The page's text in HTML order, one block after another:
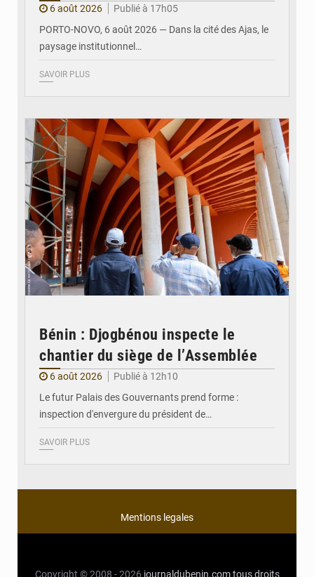
6 août 2026
Publié à 17h05
PORTO-NOVO, 6 août 2026 — Dans la cité des Ajas, le
paysage institutionnel…
SAVOIR PLUS
Bénin : Djogbénou inspecte le
chantier du siège de l’Assemblée
6 août 2026
Publié à 12h10
Le futur Palais des Gouvernants prend forme :
inspection d'envergure du président de…
SAVOIR PLUS
Mentions legales
Copyright © 2008 - 2026 journaldubenin.com tous droits